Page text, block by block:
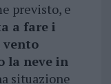
previsto, e
a fare i
la neve in
situazione